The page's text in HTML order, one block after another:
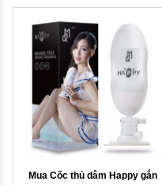
Mua Cốc thủ dâm Happy gắn